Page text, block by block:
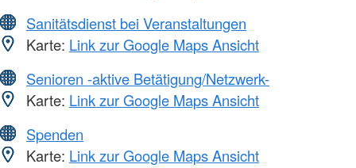
Sanitätsdienst bei Veranstaltungen
Karte: Link zur Google Maps Ansicht
Senioren -aktive Betätigung/Netzwerk-
Karte: Link zur Google Maps Ansicht
Spenden
Karte: Link zur Google Maps Ansicht